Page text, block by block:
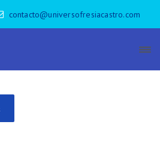
contacto@universofresiacastro.com